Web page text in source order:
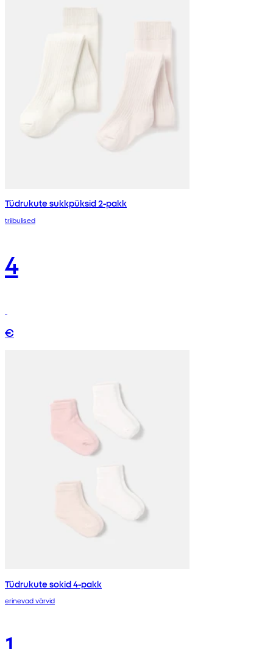
Tüdrukute sukkpüksid 2-pakk
triibulised
4
€
Tüdrukute sokid 4-pakk
erinevad värvid